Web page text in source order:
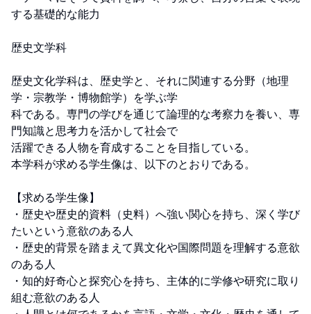
する基礎的な能力
歴史文学科
歴史文化学科は、歴史学と、それに関連する分野（地理
学・宗教学・博物館学）を学ぶ学
科である。専門の学びを通じて論理的な考察力を養い、専
門知識と思考力を活かして社会で
活躍できる人物を育成することを目指している。
本学科が求める学生像は、以下のとおりである。
【求める学生像】
・歴史や歴史的資料（史料）へ強い関心を持ち、深く学び
たいという意欲のある人
・歴史的背景を踏まえて異文化や国際問題を理解する意欲
のある人
・知的好奇心と探究心を持ち、主体的に学修や研究に取り
組む意欲のある人